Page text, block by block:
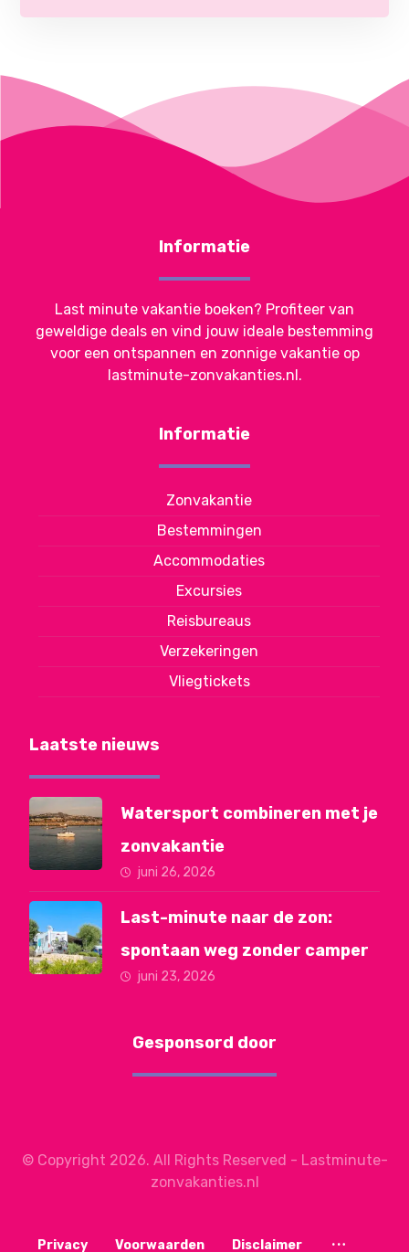
Informatie
Last minute vakantie boeken? Profiteer van
geweldige deals en vind jouw ideale bestemming
voor een ontspannen en zonnige vakantie op
lastminute-zonvakanties.nl.
Informatie
Zonvakantie
Bestemmingen
Accommodaties
Excursies
Reisbureaus
Verzekeringen
Vliegtickets
Laatste nieuws
Watersport combineren met je
zonvakantie
juni 26, 2026
Last-minute naar de zon:
spontaan weg zonder camper
juni 23, 2026
Gesponsord door
© Copyright 2026. All Rights Reserved - Lastminute-
zonvakanties.nl
Privacy Voorwaarden Disclaimer